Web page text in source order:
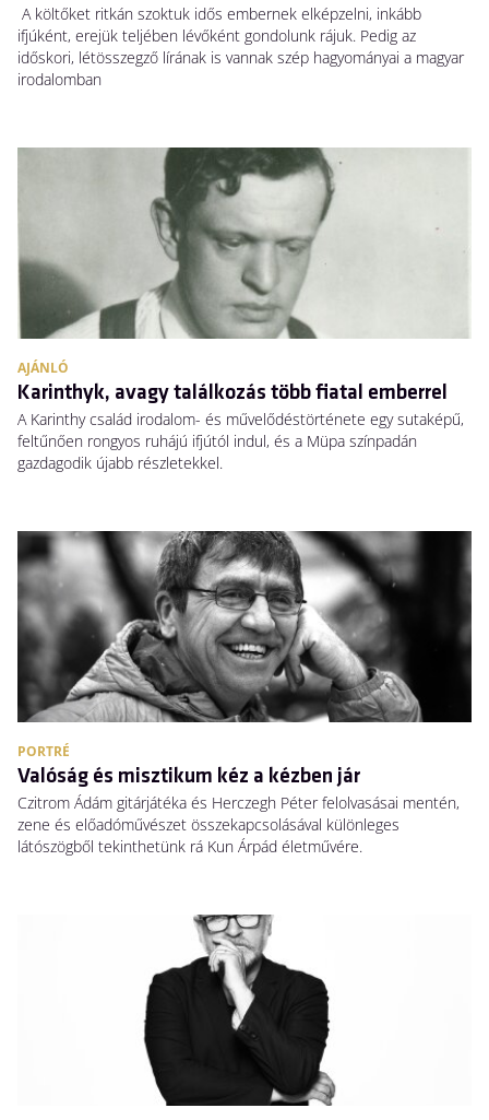
A költőket ritkán szoktuk idős embernek elképzelni, inkább
ifjúként, erejük teljében lévőként gondolunk rájuk. Pedig az
időskori, létösszegző lírának is vannak szép hagyományai a magyar
irodalomban
AJÁNLÓ
Karinthyk, avagy találkozás több fiatal emberrel
A Karinthy család irodalom- és művelődéstörténete egy sutaképű,
feltűnően rongyos ruhájú ifjútól indul, és a Müpa színpadán
gazdagodik újabb részletekkel.
PORTRÉ
Valóság és misztikum kéz a kézben jár
Czitrom Ádám gitárjátéka és Herczegh Péter felolvasásai mentén,
zene és előadóművészet összekapcsolásával különleges
látószögből tekinthetünk rá Kun Árpád életművére.